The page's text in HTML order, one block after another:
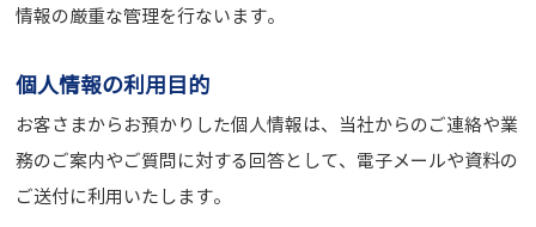
情報の厳重な管理を行ないます。
個人情報の利用目的
お客さまからお預かりした個人情報は、当社からのご連絡や業
務のご案内やご質問に対する回答として、電子メールや資料の
ご送付に利用いたします。